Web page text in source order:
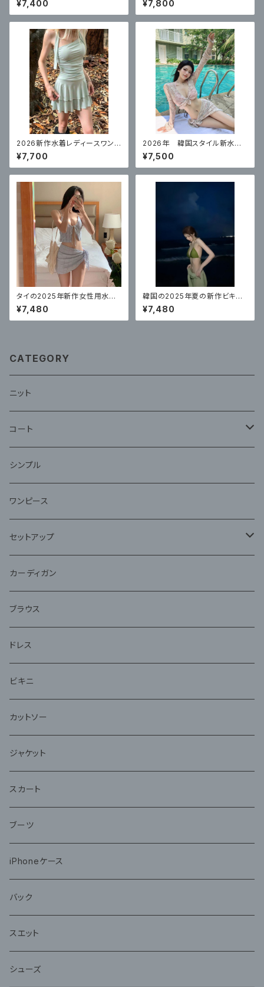
プリットスカートスタイル リゾー
ト
¥7,400
ブ ハイエンド 体型カバー
¥7,800
2026新作水着レディースワンピ
ーススカートスタイル高級で美し
いリゾート水着ミントブルー 体
型カバー
¥7,700
2026年 韓国スタイル新水
着 女性のスプリットセクシー
なカーディガン長袖
¥7,500
タイの2025年新作女性用水着、
無地ストラップ、高級ビキニ3点
セット
¥7,480
韓国の2025年夏の新作ビキニ
水着、フェミニン、ピュアでセクシ
ーなブラウスビキニ付き3点セッ
ト
¥7,480
CATEGORY
ニット
コート
ファー
シンプル
ワンピース
セットアップ
ジャケット
アンサンブル
カーディガン
ブラウス
ドレス
ビキニ
カットソー
ジャケット
スカート
ブーツ
iPhoneケース
バック
スエット
シューズ